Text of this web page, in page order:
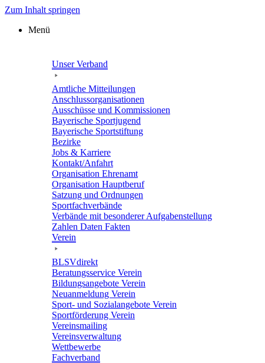
Zum Inhalt springen
Menü
Unser Verband
Amtli­che Mitteilungen
Anschluss­or­ga­ni­sa­tio­nen
Ausschüsse und Kommissionen
Baye­ri­sche Sportjugend
Baye­ri­sche Sportstiftung
Bezirke
Jobs & Karriere
Kontakt/​​Anfahrt
Orga­ni­sa­tion Ehrenamt
Orga­ni­sa­tion Hauptberuf
Satzung und Ordnungen
Sport­fach­ver­bände
Verbände mit beson­de­rer Aufgabenstellung
Zahlen Daten Fakten
Verein
BLSVdi­rekt
Bera­tungs­ser­vice Verein
Bildungs­an­ge­bote Verein
Neuan­mel­dung Verein
Sport- und Sozi­al­an­ge­bote Verein
Sport­för­de­rung Verein
Vereins­mai­ling
Vereins­ver­wal­tung
Wett­be­werbe
Fach­ver­band